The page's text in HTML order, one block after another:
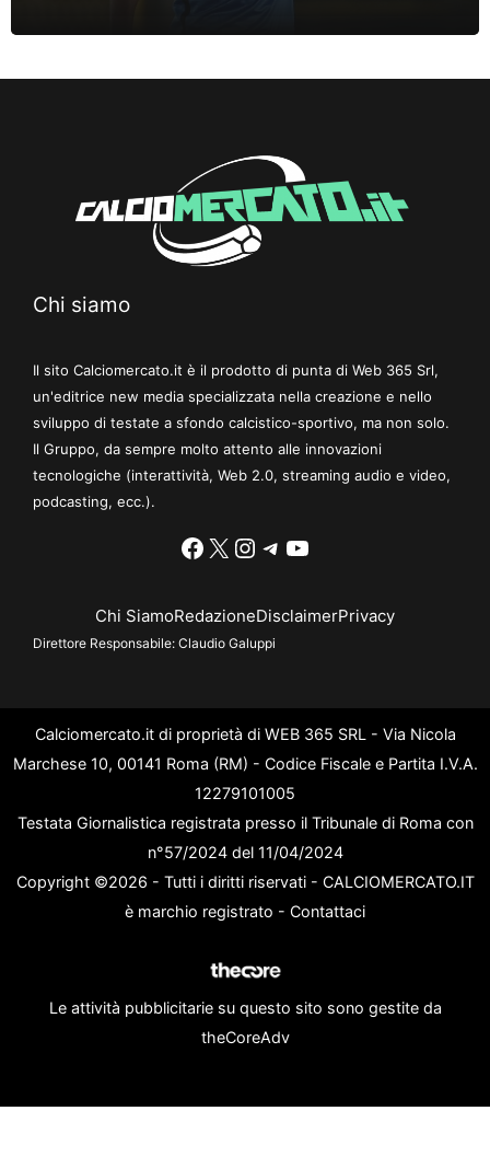
Chi siamo
Il sito Calciomercato.it è il prodotto di punta di Web 365 Srl,
un'editrice new media specializzata nella creazione e nello
sviluppo di testate a sfondo calcistico-sportivo, ma non solo.
Il Gruppo, da sempre molto attento alle innovazioni
tecnologiche (interattività, Web 2.0, streaming audio e video,
podcasting, ecc.).
Facebook
X Instagram
Telegram
YouTube
Chi SiamoRedazioneDisclaimerPrivacy
Direttore Responsabile: Claudio Galuppi
Calciomercato.it di proprietà di WEB 365 SRL - Via Nicola
Marchese 10, 00141 Roma (RM) - Codice Fiscale e Partita I.V.A.
12279101005
Testata Giornalistica registrata presso il Tribunale di Roma con
n°57/2024 del 11/04/2024
Copyright ©2026 - Tutti i diritti riservati - CALCIOMERCATO.IT
è marchio registrato - Contattaci
Le attività pubblicitarie su questo sito sono gestite da
theCoreAdv